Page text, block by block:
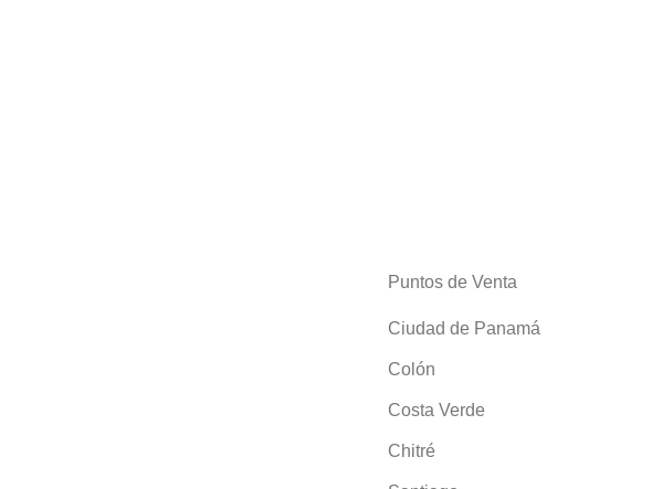
Puntos de Venta
Ciudad de Panamá
Colón
Costa Verde
Chitré